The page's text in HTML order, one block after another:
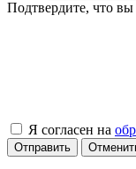
Подтвердите, что вы
Я согласен на
Отправить